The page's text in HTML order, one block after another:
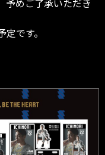
予めご了承いただき
です。